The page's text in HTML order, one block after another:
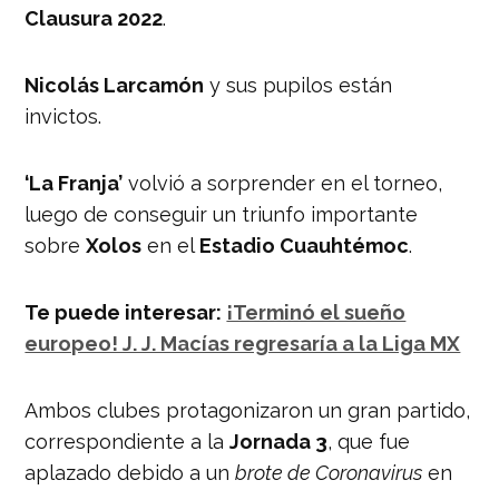
Clausura 2022.
Nicolás Larcamón y sus pupilos están
invictos.
‘La Franja’ volvió a sorprender en el torneo,
luego de conseguir un triunfo importante
sobreXolos en el Estadio Cuauhtémoc.
Te puede interesar: ¡Terminó el sueño
europeo! J. J. Macías regresaría a la Liga MX
Ambos clubes protagonizaron un gran partido,
correspondiente a laJornada 3, que fue
aplazado debido a unbrote de Coronavirus en